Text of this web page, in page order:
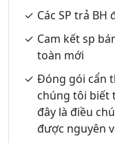
Các SP trả
Cam kết sp
toàn mới
Đóng gói cẩn
chúng tôi biết
đây là điều
được nguyên